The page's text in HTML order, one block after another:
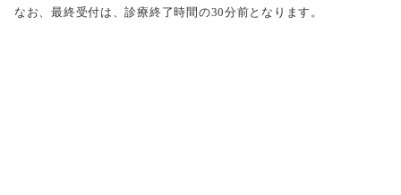
なお、最終受付は、診療終了時間の30分前となります。